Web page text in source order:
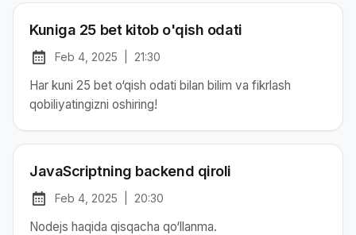
Kuniga 25 bet kitob o'qish odati
Chop etilgan:
Feb 4, 2025
at 21:30
Har kuni 25 bet o‘qish odati bilan bilim va fikrlash
qobiliyatingizni oshiring!
JavaScriptning backend qiroli
Chop etilgan:
Feb 4, 2025
at 20:30
Nodejs haqida qisqacha qo‘llanma.